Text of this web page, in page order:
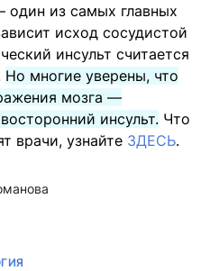
из самых главных
исход сосудистой
инсульт считается
Но многие уверены, что
мозга —
инсульт. Что
врачи, узнайте ЗДЕСЬ.